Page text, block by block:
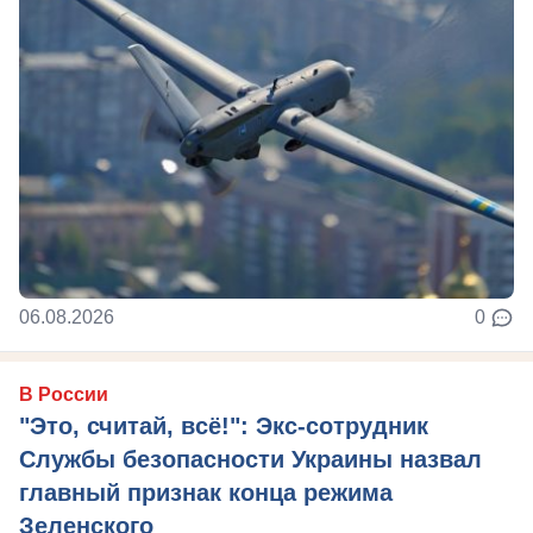
06.08.2026 0
В России
"Это, считай, всё!": Экс-сотрудник
Службы безопасности Украины назвал
главный признак конца режима
Зеленского